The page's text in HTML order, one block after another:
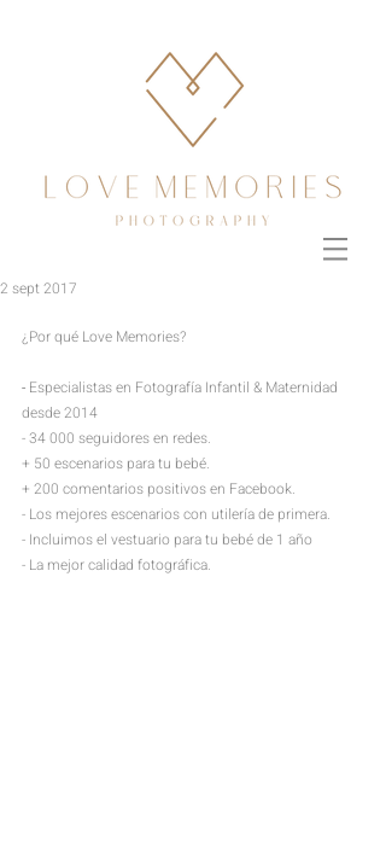
2 sept 2017
¿Por qué Love Memories?
- Especialistas en Fotografía Infantil & Maternidad
desde 2014
- 34 000 seguidores en redes.
+ 50 escenarios para tu bebé.
+ 200 comentarios positivos en Facebook.
- Los mejores escenarioscon utilería de primera.
- Incluimos el vestuario para tu bebé de 1 año
- La mejor calidad fotográfica.